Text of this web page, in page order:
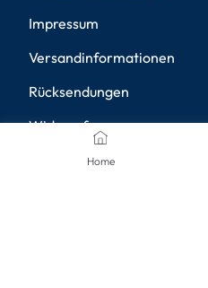
Home
Impressum
Versandinformationen
Rücksendungen
Widerruf
Barrierefreiheit